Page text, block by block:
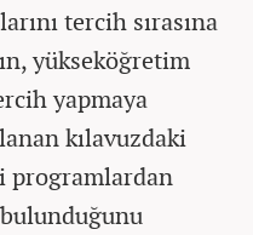
tercih sırasına
yükseköğretim
yapmaya
kılavuzdaki
programlardan